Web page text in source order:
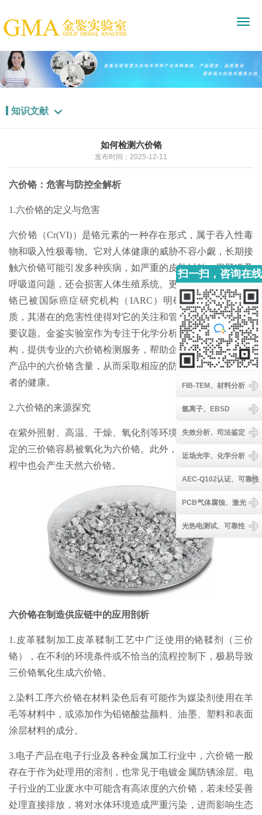
知识文献 
如何检测六价铬
发布时间：2025-12-11
六价铬：危害与防控全解析
1.六价铬的定义与危害
六价铬（Cr(VI)）是铬元素的一种存在形式，属于吞入性毒
物和吸入性极毒物。它对人体健康的威胁不容小觑，长期接
触六价铬可能引发多种疾病，如严重的皮肤过敏、胃肠道及
呼吸道问题，还会损害人体生殖系统。更为严重的是，六价
铬已被国际癌症研究机构（IARC）明确定义为强致癌物
质，其潜在的危害性使得对它的关注和管控成为全球性的重
要议题。金鉴实验室作为专注于化学分析领域的科研检测机
构，提供专业的六价铬检测服务，帮助企业和个人及时了解
产品中的六价铬含量，从而采取相应的防控措施，保护消费
者的健康。
2.六价铬的来源探究
在紫外照射、高温、干燥、氧化剂等环境因素作用下，不稳
定的三价铬容易被氧化为六价铬。此外，天然铬矿在腐蚀过
程中也会产生天然六价铬。
六价铬在制造供应链中的应用剖析
1.皮革鞣制加工皮革鞣制工艺中广泛使用的铬鞣剂（三价
铬），在不利的环境条件或不恰当的流程控制下，极易导致
三价铬氧化生成六价铬。
2.染料工序六价铬在材料染色后有可能作为媒染剂使用在羊
毛等材料中，或添加作为铅铬酸盐颜料、油墨、塑料和表面
涂层材料的成分。
3.电子产品在电子行业及各种金属加工行业中，六价铬一般
存在于作为处理用的溶剂，也常见于电镀金属防锈涂层。电
子行业的工业废水中可能含有高浓度的六价铬，若未经妥善
处理直接排放，将对水体环境造成严重污染，进而影响生态
扫一扫，咨询在线
客服
FIB-TEM、材料分析
氩离子、EBSD
失效分析、司法鉴定
近场光学、化学分析
AEC-Q102认证、可靠性
PCB气体腐蚀、激光
光热电测试、可靠性